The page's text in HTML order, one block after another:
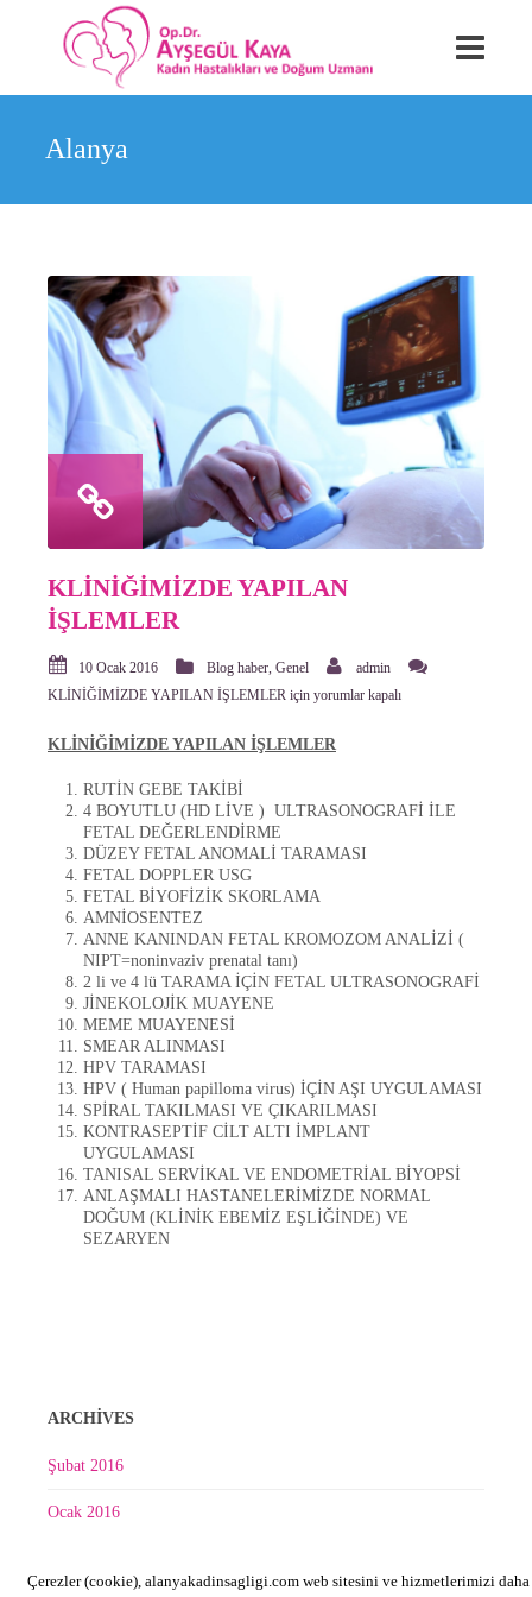
Alanya
KLİNİĞİMİZDE YAPILAN
İŞLEMLER
10 Ocak 2016 Blog haber, Genel
admin
KLİNİĞİMİZDE YAPILAN İŞLEMLER için yorumlar kapalı
KLİNİĞİMİZDE YAPILAN İŞLEMLER
RUTİN GEBE TAKİBİ
4 BOYUTLU (HD LİVE ) ULTRASONOGRAFİ İLE
FETAL DEĞERLENDİRME
DÜZEY FETAL ANOMALİ TARAMASI
FETAL DOPPLER USG
FETAL BİYOFİZİK SKORLAMA
AMNİOSENTEZ
ANNE KANINDAN FETAL KROMOZOM ANALİZİ (
NIPT=noninvaziv prenatal tanı)
2 li ve 4 lü TARAMA İÇİN FETAL ULTRASONOGRAFİ
JİNEKOLOJİK MUAYENE
MEME MUAYENESİ
SMEAR ALINMASI
HPV TARAMASI
HPV ( Human papilloma virus) İÇİN AŞI UYGULAMASI
SPİRAL TAKILMASI VE ÇIKARILMASI
KONTRASEPTİF CİLT ALTI İMPLANT
UYGULAMASI
TANISAL SERVİKAL VE ENDOMETRİAL BİYOPSİ
ANLAŞMALI HASTANELERİMİZDE NORMAL
DOĞUM (KLİNİK EBEMİZ EŞLİĞİNDE) VE
SEZARYEN
ARCHIVES
Şubat 2016
Ocak 2016
Çerezler (cookie), alanyakadinsagligi.com web sitesini ve hizmetlerimizi daha